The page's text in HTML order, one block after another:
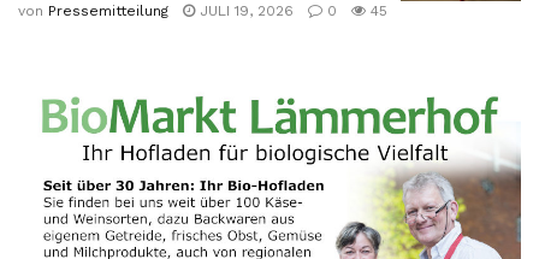
von Pressemitteilung JULI 19, 2026 0 45